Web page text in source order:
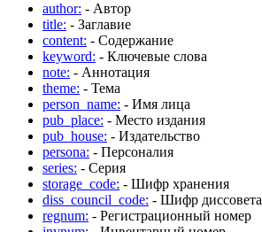
author: - Автор
title: - Заглавие
content: - Содержание
keyword: - Ключевые слова
note: - Аннотация
theme: - Тема
person_name: - Имя лица
pub_place: - Место издания
pub_house: - Издательство
persona: - Персоналия
series: - Серия
storage_code: - Шифр хранения
diss_council_code: - Шифр диссовета
regnum: - Регистрационный номер